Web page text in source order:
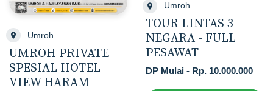
Umroh
UMROH PRIVATE
SPESIAL HOTEL
VIEW HARAM
Umroh
TOUR LINTAS 3
NEGARA - FULL
PESAWAT
DP Mulai - Rp. 10.000.000